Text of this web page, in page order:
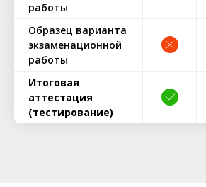
работы
Образец варианта
экзаменационной
работы
Итоговая
аттестация
(тестирование)